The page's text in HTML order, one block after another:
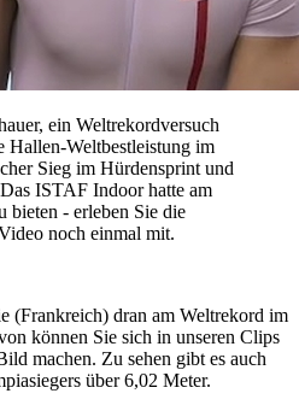
ein Weltrekordversuch
Hallen-Weltbestleistung im
Sieg im Hürdensprint und
ISTAF Indoor hatte am
bieten - erleben Sie die
noch einmal mit.
(Frankreich) dran am Weltrekord im
können Sie sich in unseren Clips
machen. Zu sehen gibt es auch
über 6,02 Meter.